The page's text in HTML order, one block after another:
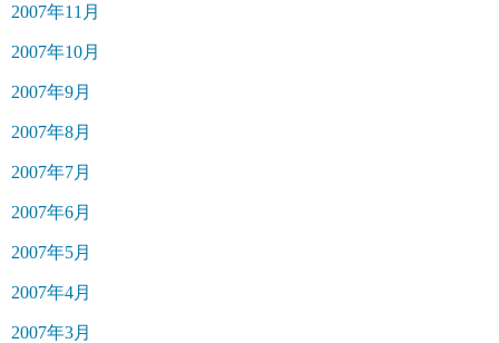
2007年11月
2007年10月
2007年9月
2007年8月
2007年7月
2007年6月
2007年5月
2007年4月
2007年3月